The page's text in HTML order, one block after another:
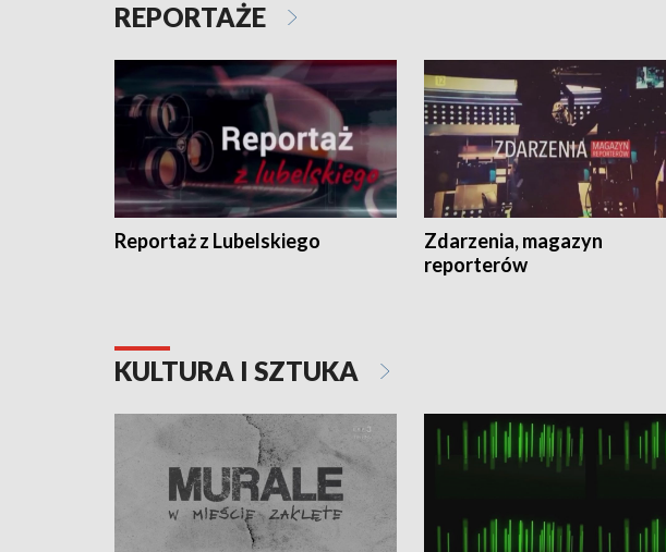
REPORTAŻE
Reportaż z Lubelskiego
Zdarzenia, magazyn
reporterów
KULTURA I SZTUKA